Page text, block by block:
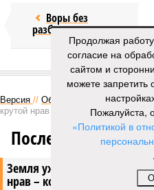
Воры без
разбора
Версия // Общество
Земля уже
крутой нрав – когда покажет снова?
Земля уже не раз
нрав – когда покажет снова?
Последние
Продолжая
согласие на
сайтом и
можете запретить
Пожалуйста,
«Политикой в
.